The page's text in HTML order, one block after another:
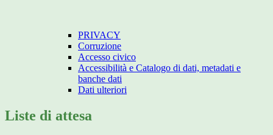
PRIVACY
Corruzione
Accesso civico
Accessibilità e Catalogo di dati, metadati e
banche dati
Dati ulteriori
Liste di attesa